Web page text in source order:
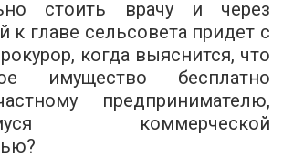
стоить врачу и через
к главе сельсовета придет с
когда выяснится, что
имущество бесплатно
предпринимателю,
коммерческой